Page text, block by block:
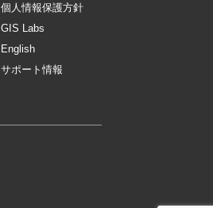
個人情報保護方針
GIS Labs
English
サポート情報